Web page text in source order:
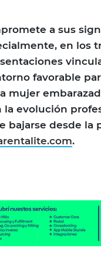
a sus
en los
favorable
mujer
evolución
bajarse desde la
.